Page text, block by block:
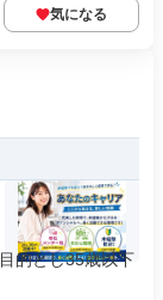
気になる
的とし35歳以下